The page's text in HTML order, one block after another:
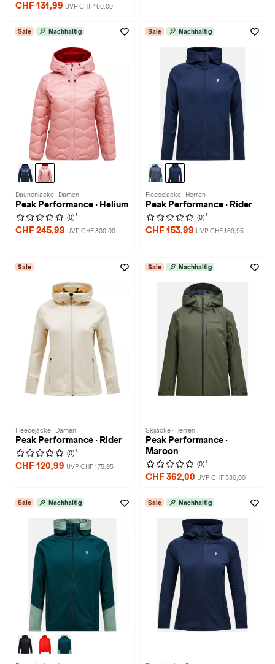
CHF 131,99 UVP CHF 160,00
Sale Nachhaltig
Daunenjacke · Damen
Peak Performance · Helium
(0) 1
CHF 245,99 UVP CHF 300,00
Sale Nachhaltig
Fleecejacke · Herren
Peak Performance · Rider
(0) 1
CHF 153,99 UVP CHF 169,95
Sale
Fleecejacke · Damen
Peak Performance · Rider
(0) 1
CHF 120,99 UVP CHF 175,95
Sale Nachhaltig
Skijacke · Herren
Peak Performance ·
Maroon
(0) 1
CHF 362,00 UVP CHF 380,00
Sale Nachhaltig Sale Nachhaltig